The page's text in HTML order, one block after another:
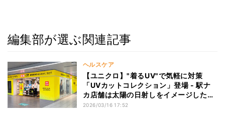
編集部が選ぶ関連記事
ヘルスケア
【ユニクロ】"着るUV"で気軽に対策
「UVカットコレクション」登場 - 駅ナ
カ店舗は太陽の日射しをイメージした
「黄色いユニクロ」に
2026/03/16 17:52